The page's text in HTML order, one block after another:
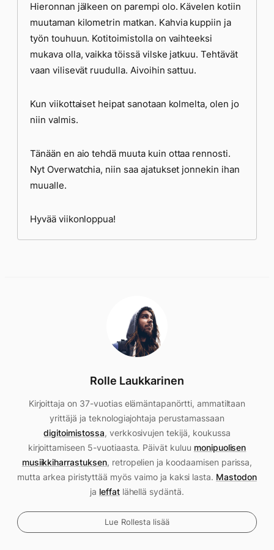
Hieronnan jälkeen on parempi olo. Kävelen kotiin
muutaman kilometrin matkan. Kahvia kuppiin ja
työn touhuun. Kotitoimistolla on vaihteeksi
mukava olla, vaikka töissä vilske jatkuu. Tehtävät
vaan vilisevät ruudulla. Aivoihin sattuu.
Kun viikottaiset heipat sanotaan kolmelta, olen jo
niin valmis.
Tänään en aio tehdä muuta kuin ottaa rennosti.
Nyt Overwatchia, niin saa ajatukset jonnekin ihan
muualle.
Hyvää viikonloppua!
Rolle Laukkarinen
Kirjoittaja on 37-vuotias elämäntapanörtti, ammatiltaan
yrittäjä ja teknologiajohtaja perustamassaan
digitoimistossa, verkkosivujen tekijä, koukussa
kirjoittamiseen 5-vuotiaasta. Päivät kuluu monipuolisen
musiikkiharrastuksen, retropelien ja koodaamisen parissa,
mutta arkea piristyttää myös vaimo ja kaksi lasta. Mastodon
ja leffatlähellä sydäntä.
Lue Rollesta lisää